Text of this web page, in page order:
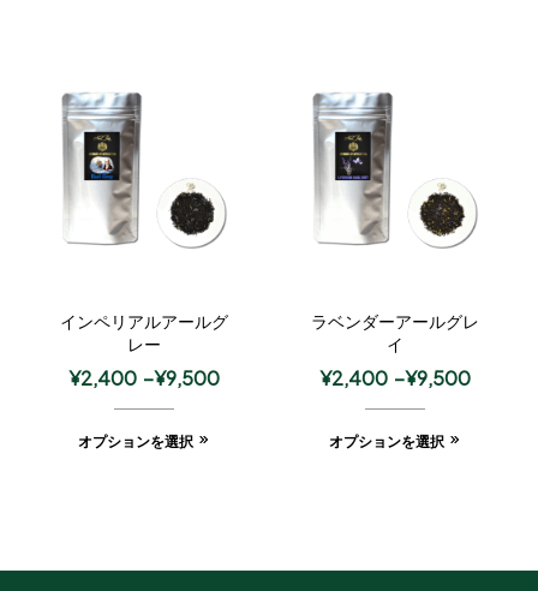
インペリアルアールグ
レー
¥2,400 –¥9,500
オプションを選択
ラベンダーアールグレ
イ
¥2,400 –¥9,500
オプションを選択